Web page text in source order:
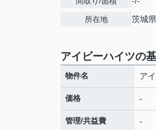
所在地 茨城県
アイビーハイツの
物件名 ア
価格 -
管理/共益費 -